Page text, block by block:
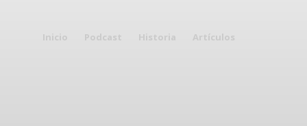
Inicio Podcast Historia Artículos